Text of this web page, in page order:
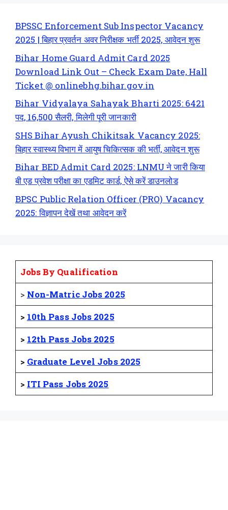
BPSSC Enforcement Sub Inspector Vacancy
2025 | बिहार प्रवर्तन अवर निरीक्षक भर्ती 2025, आवेदन शुरू
Bihar Home Guard Admit Card 2025
Download Link Out – Check Exam Date, Hall
Ticket @ onlinebhg.bihar.gov.in
Bihar Vidyalaya Sahayak Bharti 2025: 6421
पद, 16,500 सैलरी, मिलेगी पूरी जानकारी
SHS Bihar Ayush Chikitsak Vacancy 2025:
बिहार स्वास्थ्य विभाग में आयुष चिकित्सक की भर्ती, आवेदन शुरू
Bihar BED Admit Card 2025: LNMU ने जारी किया
बी एड प्रवेश परीक्षा का एडमिट कार्ड, ऐसे करें डाउनलोड
BPSC Public Relation Officer (PRO) Vacancy
2025: विज्ञापन देखें तथा आवेदन करें
Jobs By Qualification
> Non-Matric Jobs 2025
> 10th Pass Jobs 2025
> 12th Pass Jobs 2025
> Graduate Level Jobs 2025
> ITI Pass Jobs 2025